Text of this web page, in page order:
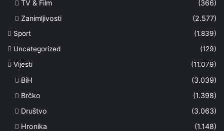
TV & Film
(366)
Zanimljivosti
(2.577)
Sport
(1.839)
Uncategorized
(129)
Vijesti
(11.079)
BiH
(3.039)
Brčko
(1.398)
Društvo
(3.063)
Hronika
(1.148)